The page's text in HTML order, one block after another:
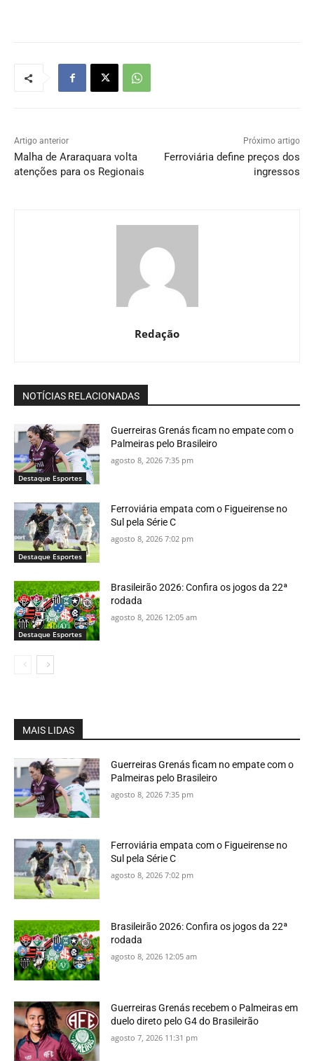
Artigo anterior
Malha de Araraquara volta
atenções para os Regionais
Próximo artigo
Ferroviária define preços dos
ingressos
Redação
NOTÍCIAS RELACIONADAS
Destaque Esportes
Guerreiras Grenás ficam no empate com o
Palmeiras pelo Brasileiro
agosto 8, 2026 7:35 pm
Destaque Esportes
Ferroviária empata com o Figueirense no
Sul pela Série C
agosto 8, 2026 7:02 pm
Destaque Esportes
Brasileirão 2026: Confira os jogos da 22ª
rodada
agosto 8, 2026 12:05 am
MAIS LIDAS
Guerreiras Grenás ficam no empate com o
Palmeiras pelo Brasileiro
agosto 8, 2026 7:35 pm
Ferroviária empata com o Figueirense no
Sul pela Série C
agosto 8, 2026 7:02 pm
Brasileirão 2026: Confira os jogos da 22ª
rodada
agosto 8, 2026 12:05 am
Guerreiras Grenás recebem o Palmeiras em
duelo direto pelo G4 do Brasileirão
agosto 7, 2026 11:31 pm